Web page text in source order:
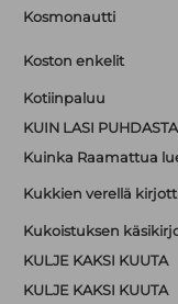
Kosmonautti
Koston enkelit
Kotiinpaluu
KUIN LASI
Kuinka Raamattua
Kukkien verellä
Kukoistuksen
KULJE KAKSI KUUTA
KULJE KAKSI KUUTA